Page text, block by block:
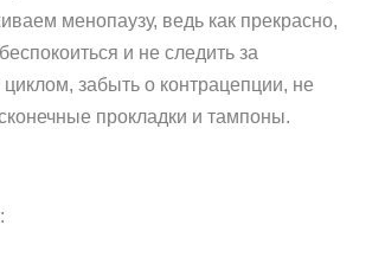
менопаузу, ведь как прекрасно,
и не следить за
забыть о контрацепции, не
прокладки и тампоны.